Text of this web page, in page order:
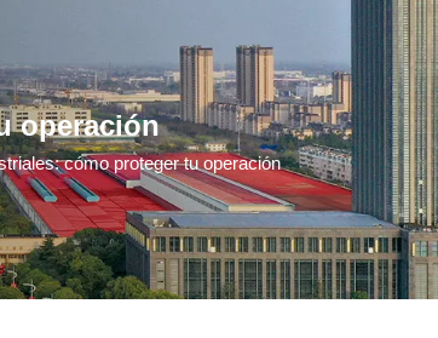
operación
cómo proteger tu operación